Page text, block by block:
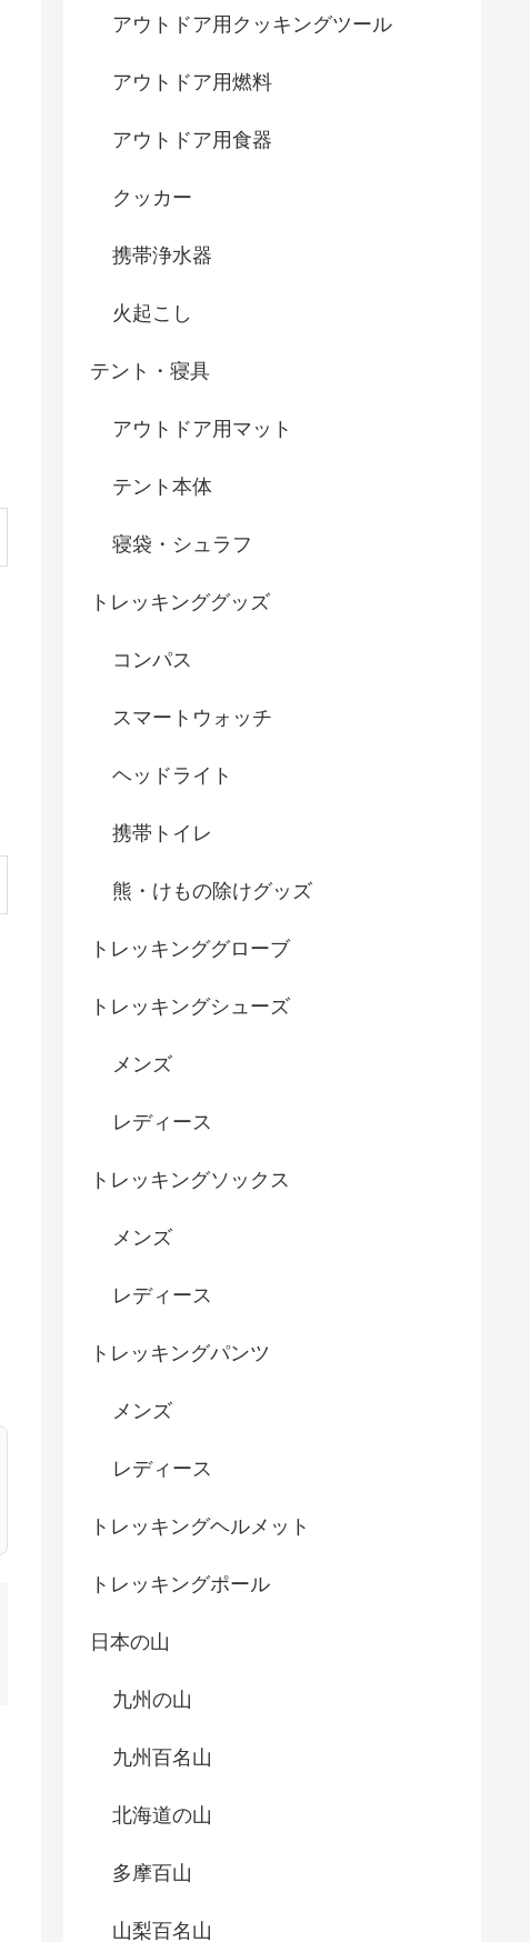
アウトドア用クッキングツール
アウトドア用燃料
アウトドア用食器
クッカー
携帯浄水器
火起こし
テント・寝具
アウトドア用マット
テント本体
寝袋・シュラフ
トレッキンググッズ
コンパス
スマートウォッチ
ヘッドライト
携帯トイレ
熊・けもの除けグッズ
トレッキンググローブ
トレッキングシューズ
メンズ
レディース
トレッキングソックス
メンズ
レディース
トレッキングパンツ
メンズ
レディース
トレッキングヘルメット
トレッキングポール
日本の山
九州の山
九州百名山
北海道の山
多摩百山
山梨百名山